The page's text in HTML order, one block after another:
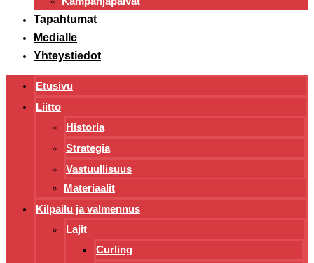
Tapahtumat
Medialle
Yhteystiedot
Etusivu
Liitto
Historia
Strategia
Vastuullisuus
Materiaalit
Kilpailu ja valmennus
Lajit
Curling